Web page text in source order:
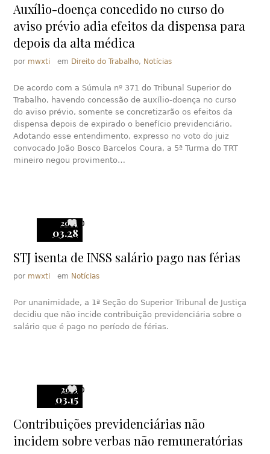
Auxílio-doença concedido no curso do
aviso prévio adia efeitos da dispensa para
depois da alta médica
por mwxti em Direito do Trabalho, Notícias
De acordo com a Súmula nº 371 do Tribunal Superior do
Trabalho, havendo concessão de auxílio-doença no curso
do aviso prévio, somente se concretizarão os efeitos da
dispensa depois de expirado o benefício previdenciário.
Adotando esse entendimento, expresso no voto do juiz
convocado João Bosco Barcelos Coura, a 5ª Turma do TRT
mineiro negou provimento…
2014
03.28
0
STJ isenta de INSS salário pago nas férias
por mwxti em Notícias
Por unanimidade, a 1ª Seção do Superior Tribunal de Justiça
decidiu que não incide contribuição previdenciária sobre o
salário que é pago no período de férias.
2013
03.15
0
Contribuições previdenciárias não
incidem sobre verbas não remuneratórias